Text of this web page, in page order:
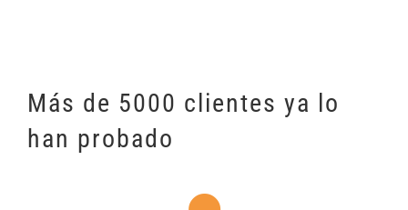
Más de 5000 clientes ya lo
han probado